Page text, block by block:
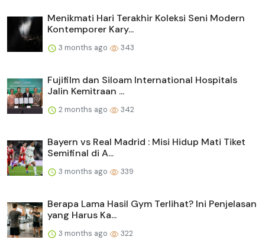
Menikmati Hari Terakhir Koleksi Seni Modern
Kontemporer Kary...
3 months ago 343
Fujifilm dan Siloam International Hospitals
Jalin Kemitraan ...
2 months ago 342
Bayern vs Real Madrid : Misi Hidup Mati Tiket
Semifinal di A...
3 months ago 339
Berapa Lama Hasil Gym Terlihat? Ini Penjelasan
yang Harus Ka...
3 months ago 322